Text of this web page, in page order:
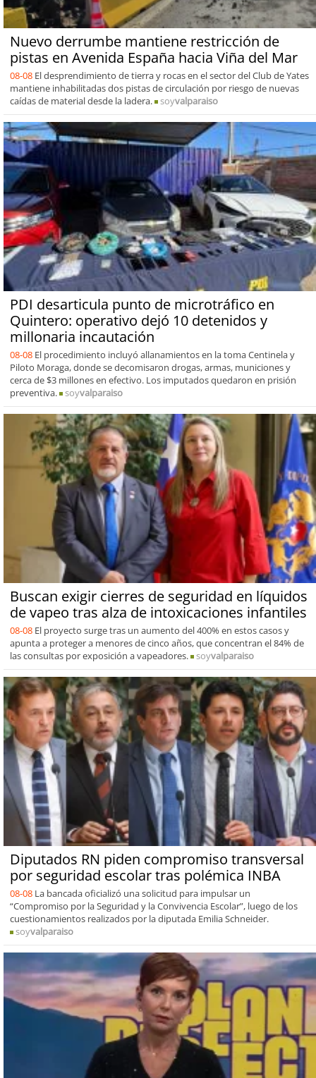
Nuevo derrumbe mantiene restricción de
pistas en Avenida España hacia Viña del Mar
08-08 El desprendimiento de tierra y rocas en el sector del Club de Yates
mantiene inhabilitadas dos pistas de circulación por riesgo de nuevas
caídas de material desde la ladera.
soyvalparaiso
PDI desarticula punto de microtráfico en
Quintero: operativo dejó 10 detenidos y
millonaria incautación
08-08 El procedimiento incluyó allanamientos en la toma Centinela y
Piloto Moraga, donde se decomisaron drogas, armas, municiones y
cerca de $3 millones en efectivo. Los imputados quedaron en prisión
preventiva.
soyvalparaiso
Buscan exigir cierres de seguridad en líquidos
de vapeo tras alza de intoxicaciones infantiles
08-08 El proyecto surge tras un aumento del 400% en estos casos y
apunta a proteger a menores de cinco años, que concentran el 84% de
las consultas por exposición a vapeadores.
soyvalparaiso
Diputados RN piden compromiso transversal
por seguridad escolar tras polémica INBA
08-08 La bancada oficializó una solicitud para impulsar un
“Compromiso por la Seguridad y la Convivencia Escolar”, luego de los
cuestionamientos realizados por la diputada Emilia Schneider.
soyvalparaiso